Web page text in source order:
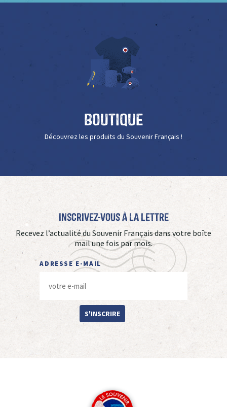
Boutique
Découvrez les produits du Souvenir Français !
Inscrivez-vous à La Lettre
Recevez l’actualité du Souvenir Français dans votre boîte
mail une fois par mois.
ADRESSE E-MAIL
S'INSCRIRE